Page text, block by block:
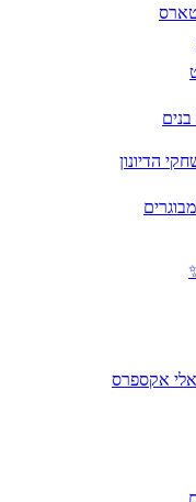
הדיונון
אקספרס